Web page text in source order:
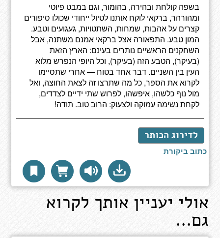
בשפה קולחת ובהירה, בהומור, וגם במבט פיוטי
ומהורהר, ברקאי לוקח אותנו לטיול ייחודי שכולו סיפורים
קצרים על אהבות, שמחות, השתטויות, געגועים וטבע.
המון טבע. התפאורה אצל ברקאי אמנם משתנה, אבל
השחקנים הראשיים נותרים בעינם: הארץ הזאת
(בעיקר), הטבע הזה (בעיקר), וכל היופי הנפרש מלוא
העין בין השניים. דבר אחד בטוח — אחרי שתסיימו
לקרוא את הספר, כל מה שתרצו זה לצאת החוצה, ואל
מול נוף כלשהו, איפשהו, לפרוש שתי ידיים לצדדים,
לקחת נשימה עמוקה ולצעוק: הרוב טוב. תודה!
לדירוג הכותר
כתוב ביקורת
אולי יעניין אותך לקרוא
גם...